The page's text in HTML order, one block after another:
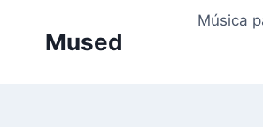
Mused
Música